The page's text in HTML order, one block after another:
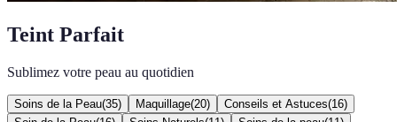
Teint Parfait
Sublimez votre peau au quotidien
Soins de la Peau(35) Maquillage(20) Conseils et Astuces(16)